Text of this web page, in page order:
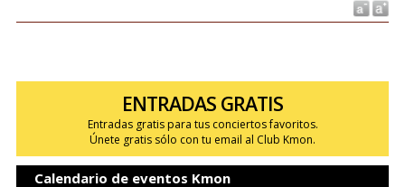
ENTRADAS GRATIS
Entradas gratis para tus conciertos favoritos.
Únete gratis sólo con tu email al Club Kmon.
Calendario de eventos Kmon